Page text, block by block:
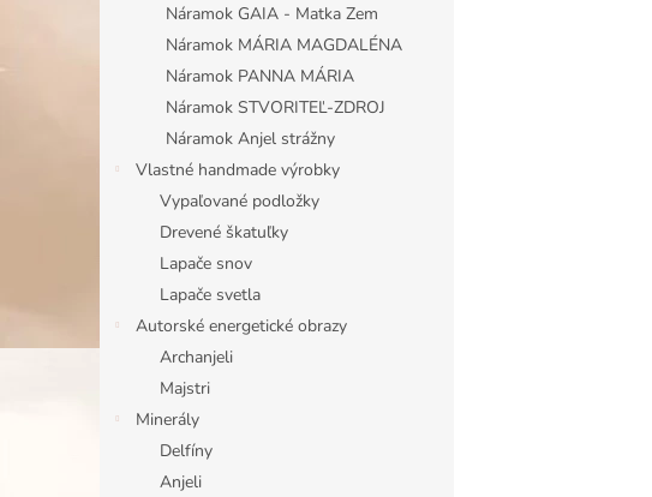
Náramok GAIA - Matka Zem
Náramok MÁRIA MAGDALÉNA
Náramok PANNA MÁRIA
Náramok STVORITEĽ-ZDROJ
Náramok Anjel strážny
Vlastné handmade výrobky
Vypaľované podložky
Drevené škatuľky
Lapače snov
Lapače svetla
Autorské energetické obrazy
Archanjeli
Majstri
Minerály
Delfíny
Anjeli